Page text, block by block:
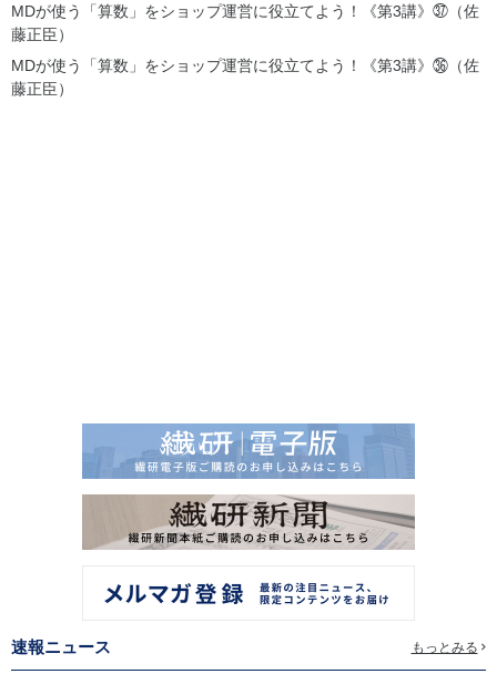
MDが使う「算数」をショップ運営に役立てよう！《第3講》㊲（佐
藤正臣）
MDが使う「算数」をショップ運営に役立てよう！《第3講》㊱（佐
藤正臣）
速報ニュース もっとみる